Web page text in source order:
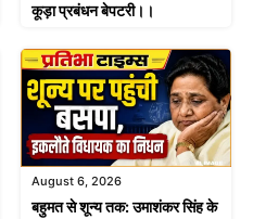
कूड़ा प्रबंधन बेपटरी।।
August 6, 2026
बहुमत से शून्य तक: उमाशंकर सिंह के